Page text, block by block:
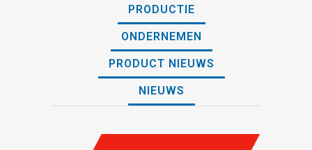
PRODUCTIE
ONDERNEMEN
PRODUCT NIEUWS
NIEUWS